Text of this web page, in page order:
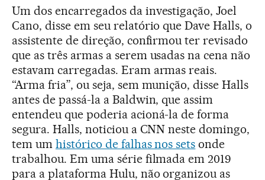
Um dos encarregados da investigação, Joel
Cano, disse em seu relatório que Dave Halls, o
assistente de direção, confirmou ter revisado
que as três armas a serem usadas na cena não
estavam carregadas. Eram armas reais.
“Arma fria”, ou seja, sem munição, disse Halls
antes de passá-la a Baldwin, que assim
entendeu que poderia acioná-la de forma
segura. Halls, noticiou a CNN neste domingo,
tem um histórico de falhas nos sets onde
trabalhou. Em uma série filmada em 2019
para a plataforma Hulu, não organizou as